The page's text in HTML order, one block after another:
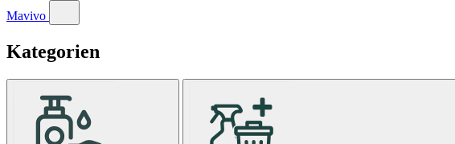
Mavivo
Kategorien